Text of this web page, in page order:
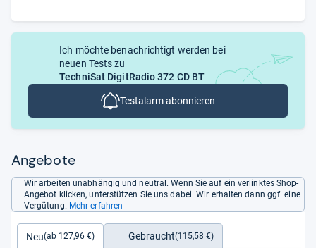
Ich möchte benachrichtigt werden bei
neuen Tests zu
TechniSat DigitRadio 372 CD BT
Testalarm abonnieren
Angebote
Wir arbeiten unabhängig und neutral. Wenn Sie auf ein verlinktes Shop-
Angebot klicken, unterstützen Sie uns dabei. Wir erhalten dann ggf. eine
Vergütung. Mehr erfahren
Neu(ab 127,96 €) Gebraucht(115,58 €)